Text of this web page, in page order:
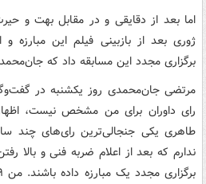
اما بعد از دقایقی و در مقابل بهت و
ژوری بعد از بازبینی فیلم این مبارزه و
برگزاری مجدد این مسابقه داد که
مرتضی جان‌محمدی روز یکشنبه در
رای داوران برای من مشخص نیست،
طاهری یکی جنجالی‌ترین رای‌های چند
ندارم که بعد از اعلام ضربه فنی و بالا